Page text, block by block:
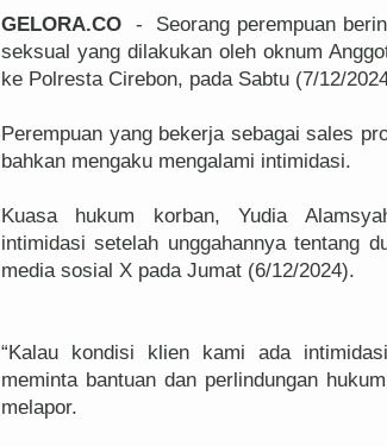
GELORA.CO - Seorang perempuan
seksual yang dilakukan oleh oknum
ke Polresta Cirebon, pada Sabtu (7/12/
Perempuan yang bekerja sebagai sales
bahkan mengaku mengalami intimidasi.
Kuasa hukum korban, Yudia
intimidasi setelah unggahannya tentang
media sosial X pada Jumat (6/12/2024).
“Kalau kondisi klien kami ada
meminta bantuan dan perlindungan
melapor.